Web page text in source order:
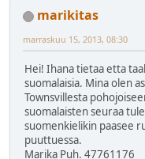
marikitas
marraskuu 15, 2013, 08:30
Hei! Ihana tietaa etta
suomalaisia. Mina olen
Townsvillesta
suomalaisten seuraa
suomenkielikin paasee
puuttuessa.
Marika Puh. 47761176